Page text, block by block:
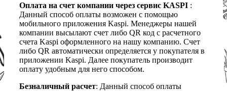
Оплата на счет компании через сервис KASPI :
Данный способ оплаты возможен с помощью
мобильного приложения Kaspi. Менеджеры нашей
компании высылают счет либо QR код с расчетного
счета Kaspi оформленного на нашу компанию. Счет
либо QR автоматически определяется у покупателя в
приложении Kaspi. Далее покупатель производит
оплату удобным для него способом.
Безналичный расчет: Данный способ оплаты